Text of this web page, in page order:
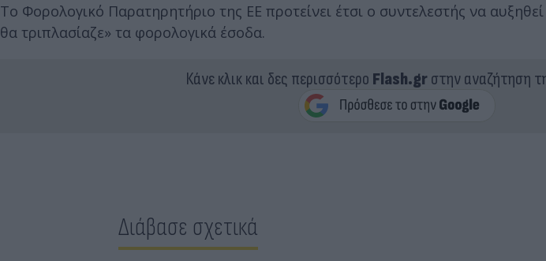
Το Φορολογικό Παρατηρητήριο της ΕΕ προτείνει έτσι ο συντελεστής να
θα τριπλασίαζε» τα φορολογικά έσοδα.
Κάνε κλικ και δες περισσότερο Flash.grστην αναζήτηση
Διάβασε σχετικά